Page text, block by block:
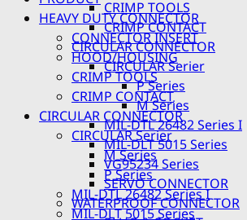
CRIMP TOOLS
CRIMP CONTACT
CIRCULAR CONNECTOR
CIRCULAR Serier
P Series
M Series
MIL-DTL 26482 Series I
MIL-DLT 5015 Series
VG95234 Series
SERVO CONNECTOR
WATERPROOF CONNECTOR
HEAVY DUTY CONNECTOR
CONNECTOR INSERT
HOOD/HOUSING
CRIMP TOOLS
CRIMP CONTACT
CIRCULAR CONNECTOR
CIRCULAR Serier
M Series
P Series
MIL-DTL 26482 Series I
MIL-DLT 5015 Series